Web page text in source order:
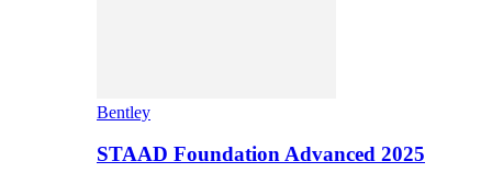
Bentley
STAAD Foundation Advanced 2025